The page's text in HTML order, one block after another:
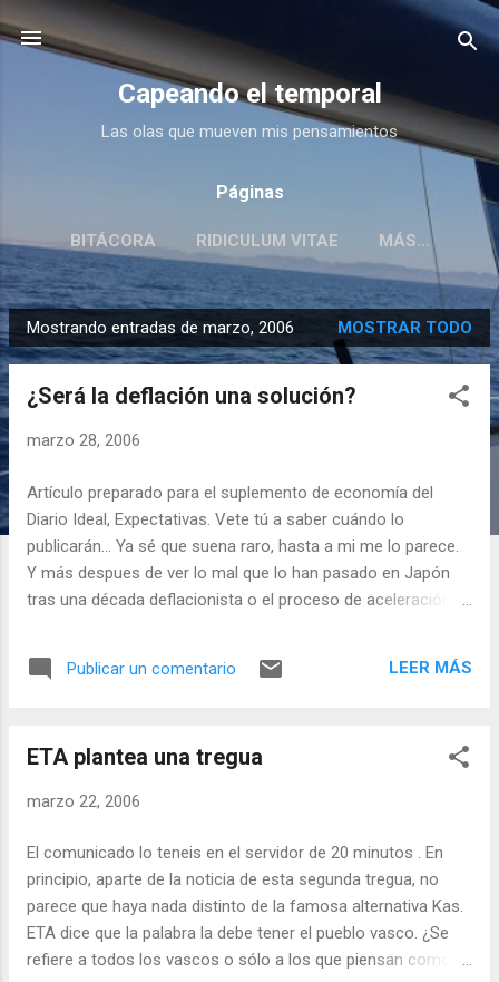
Ir al contenido principal
Capeando el temporal
Las olas que mueven mis pensamientos
Páginas
BITÁCORA RIDICULUM VITAE MÁS…
E
n
Mostrando entradas de marzo, 2006 MOSTRAR TODO
¿Será la deflación una solución?
marzo 28, 2006
Artículo preparado para el suplemento de economía del
Diario Ideal, Expectativas. Vete tú a saber cuándo lo
publicarán... Ya sé que suena raro, hasta a mi me lo parece.
Y más despues de ver lo mal que lo han pasado en Japón
tras una década deflacionista o el proceso de aceleración
centrales le han ganado la guerra a la inflación. Sin embargo,
ganado la guerra a la inflación, es que pasábamos por aquí
descenso). La cosa es sencilla y, a la vez complicada, por lo
poroso, afirmo que cualquier hombre se ha bañado en el
Ganges. Mi planteamiento se basa en dos palabras clave: la
globalización y el tamañ...
Publicar un comentario LEER MÁS
ETA plantea una tregua
marzo 22, 2006
El comunicado lo teneis en el servidor de 20 minutos . En
principio, aparte de la noticia de esta segunda tregua, no
parece que haya nada distinto de la famosa alternativa Kas.
ETA dice que la palabra la debe tener el pueblo vasco. ¿Se
refiere a todos los vascos o sólo a los que piensan como